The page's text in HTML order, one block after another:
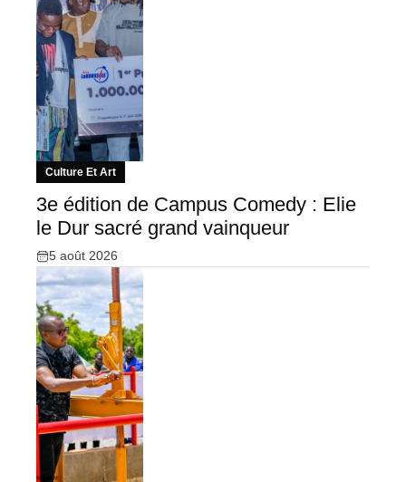
Culture Et Art
3e édition de Campus Comedy : Elie
le Dur sacré grand vainqueur
5 août 2026